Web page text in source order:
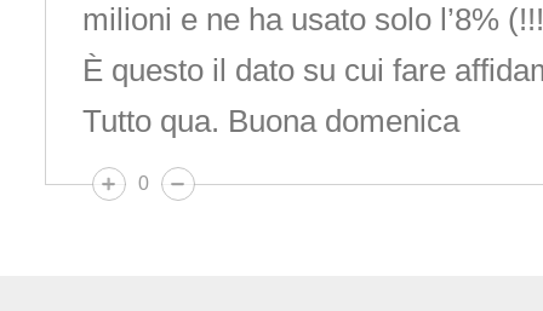
milioni e ne ha usato solo l’8%
È questo il dato su cui fare
Tutto qua. Buona domenica
0